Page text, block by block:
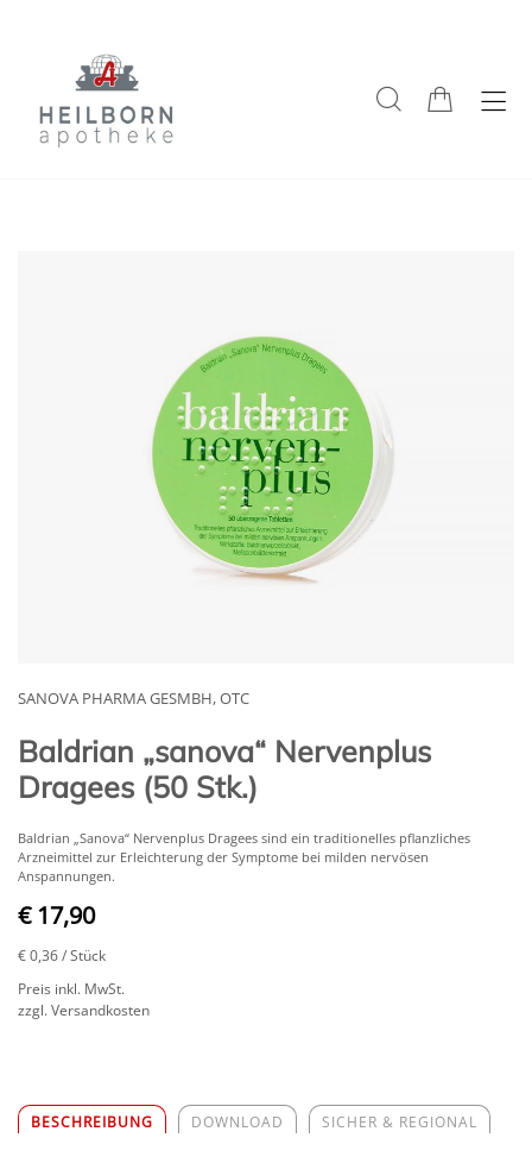
SANOVA PHARMA GESMBH, OTC
Baldrian „sanova“ Nervenplus
Dragees (50 Stk.)
Baldrian „Sanova“ Nervenplus Dragees sind ein traditionelles pflanzliches
Arzneimittel zur Erleichterung der Symptome bei milden nervösen
Anspannungen.
€ 17,90
€ 0,36/ Stück
Preis inkl. MwSt.
zzgl. Versandkosten
BESCHREIBUNG DOWNLOAD SICHER & REGIONAL